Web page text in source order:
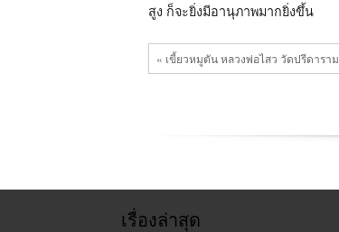
สูง ก็จะยิ่งมีอานุภาพมากยิ่งขึ้น
« เขี้ยวหมูตัน หลวงพ่อไสว วัดปรีดาราม
เรื่องล่าสุด